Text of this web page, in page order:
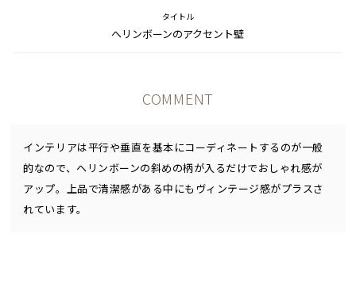
タイトル
ヘリンボーンのアクセント壁
COMMENT
インテリアは平行や垂直を基本にコーディネートするのが一般
的なので、ヘリンボーンの斜めの柄が入るだけでおしゃれ感が
アップ。上品で清潔感がある中にもヴィンテージ感がプラスさ
れています。